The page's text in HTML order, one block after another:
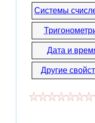
Системы
Дата и
Другие